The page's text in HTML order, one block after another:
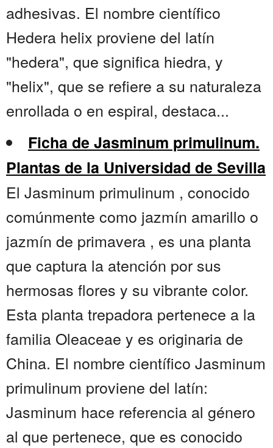
adhesivas. El nombre científico
Hedera helix proviene del latín
"hedera", que significa hiedra, y
"helix", que se refiere a su naturaleza
enrollada o en espiral, destaca...
Ficha de Jasminum primulinum.
Plantas de la Universidad de Sevilla
El Jasminum primulinum , conocido
comúnmente como jazmín amarillo o
jazmín de primavera , es una planta
que captura la atención por sus
hermosas flores y su vibrante color.
Esta planta trepadora pertenece a la
familia Oleaceae y es originaria de
China. El nombre científico Jasminum
primulinum proviene del latín:
Jasminum hace referencia al género
al que pertenece, que es conocido